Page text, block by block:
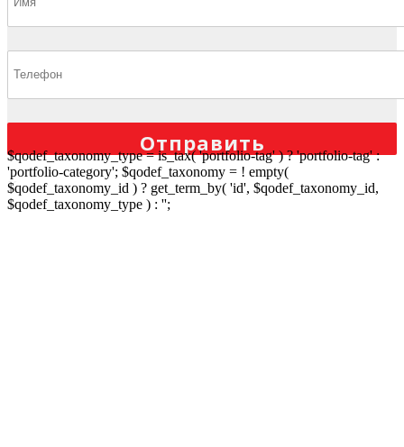
X
$qodef_taxonomy_type = is_tax( 'portfolio-tag' ) ? 'portfolio-tag' :
'portfolio-category'; $qodef_taxonomy = ! empty(
$qodef_taxonomy_id ) ? get_term_by( 'id', $qodef_taxonomy_id,
$qodef_taxonomy_type ) : '';